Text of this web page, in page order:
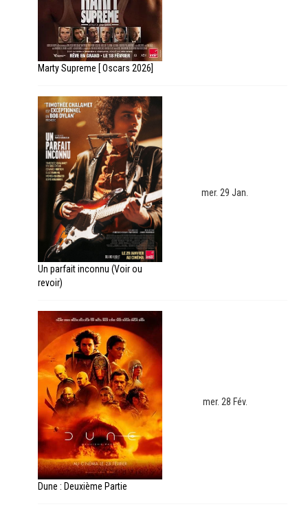
Marty Supreme [ Oscars 2026]
Un parfait inconnu (Voir ou
revoir)
mer. 29 Jan.
Dune : Deuxième Partie
mer. 28 Fév.